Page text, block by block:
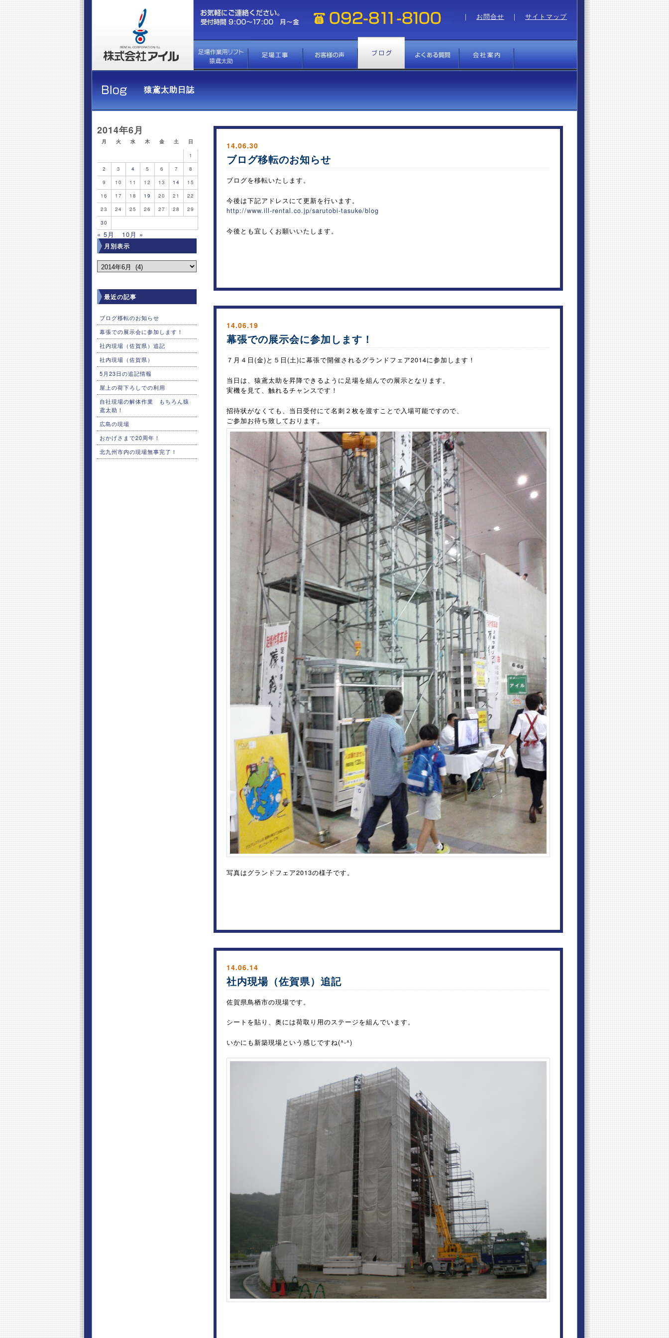
｜ お問合せ ｜ サイトマップ
猿鳶太助日誌
2014年6月
月 火 水 木 金 土
日
1
2
3 4 5 6 7
8
9
10 11 12 13 14
15
16
17 18 19 20 21
22
23
24 25 26 27 28
29
30
« 5月 10月 »
月別表示
最近の記事
ブログ移転のお知らせ
幕張での展示会に参加します！
社内現場（佐賀県）追記
社内現場（佐賀県）
5月23日の追記情報
屋上の荷下ろしでの利用
自社現場の解体作業 もちろん猿
鳶太助！
広島の現場
おかげさまで20周年！
北九州市内の現場無事完了！
14.06.30
ブログ移転のお知らせ
ブログを移転いたします。
今後は下記アドレスにて更新を行います。
http://www.ill-rental.co.jp/sarutobi-tasuke/blog
今後とも宜しくお願いいたします。
14.06.19
幕張での展示会に参加します！
７月４日(金)と５日(土)に幕張で開催されるグランドフェア2014に参加します！
当日は、猿鳶太助を昇降できるように足場を組んでの展示となります。
実機を見て、触れるチャンスです！
招待状がなくても、当日受付にて名刺２枚を渡すことで入場可能ですので、
ご参加お待ち致しております。
写真はグランドフェア2013の様子です。
14.06.14
社内現場（佐賀県）追記
佐賀県鳥栖市の現場です。
シートを貼り、奥には荷取り用のステージを組んでいます。
いかにも新築現場という感じですね(^-^)